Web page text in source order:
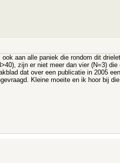
aan alle paniek die rondom dit
zijn er niet meer dan vier (N=3)
dat over een publicatie in 2005
Kleine moeite en ik hoor bij